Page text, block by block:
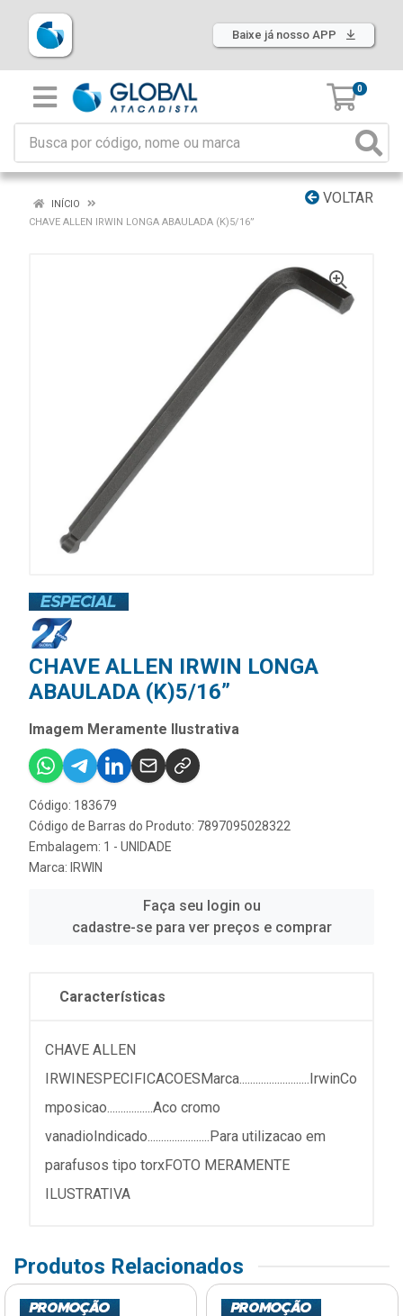
Baixe já nosso APP
0
VOLTAR
INÍCIO
CHAVE ALLEN IRWIN LONGA ABAULADA (K)5/16”
CHAVE ALLEN IRWIN LONGA
ABAULADA (K)5/16”
Imagem Meramente Ilustrativa
Código: 183679
Código de Barras do Produto: 7897095028322
Embalagem: 1 - UNIDADE
Marca: IRWIN
Faça seu login ou
cadastre-se para ver preços e comprar
Características
CHAVE ALLEN
IRWINESPECIFICACOESMarca..........................IrwinCo
mposicao.................Aco cromo
vanadioIndicado.......................Para utilizacao em
parafusos tipo torxFOTO MERAMENTE
ILUSTRATIVA
Produtos Relacionados